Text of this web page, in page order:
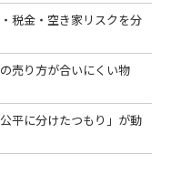
税金・空き家リスクを分
売り方が合いにくい物
平に分けたつもり」が動